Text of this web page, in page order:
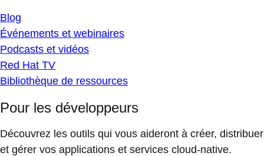
Blog
Événements et webinaires
Podcasts et vidéos
Red Hat TV
Bibliothèque de ressources
Pour les développeurs
Découvrez les outils qui vous aideront à créer, distribuer
et gérer vos applications et services cloud-native.